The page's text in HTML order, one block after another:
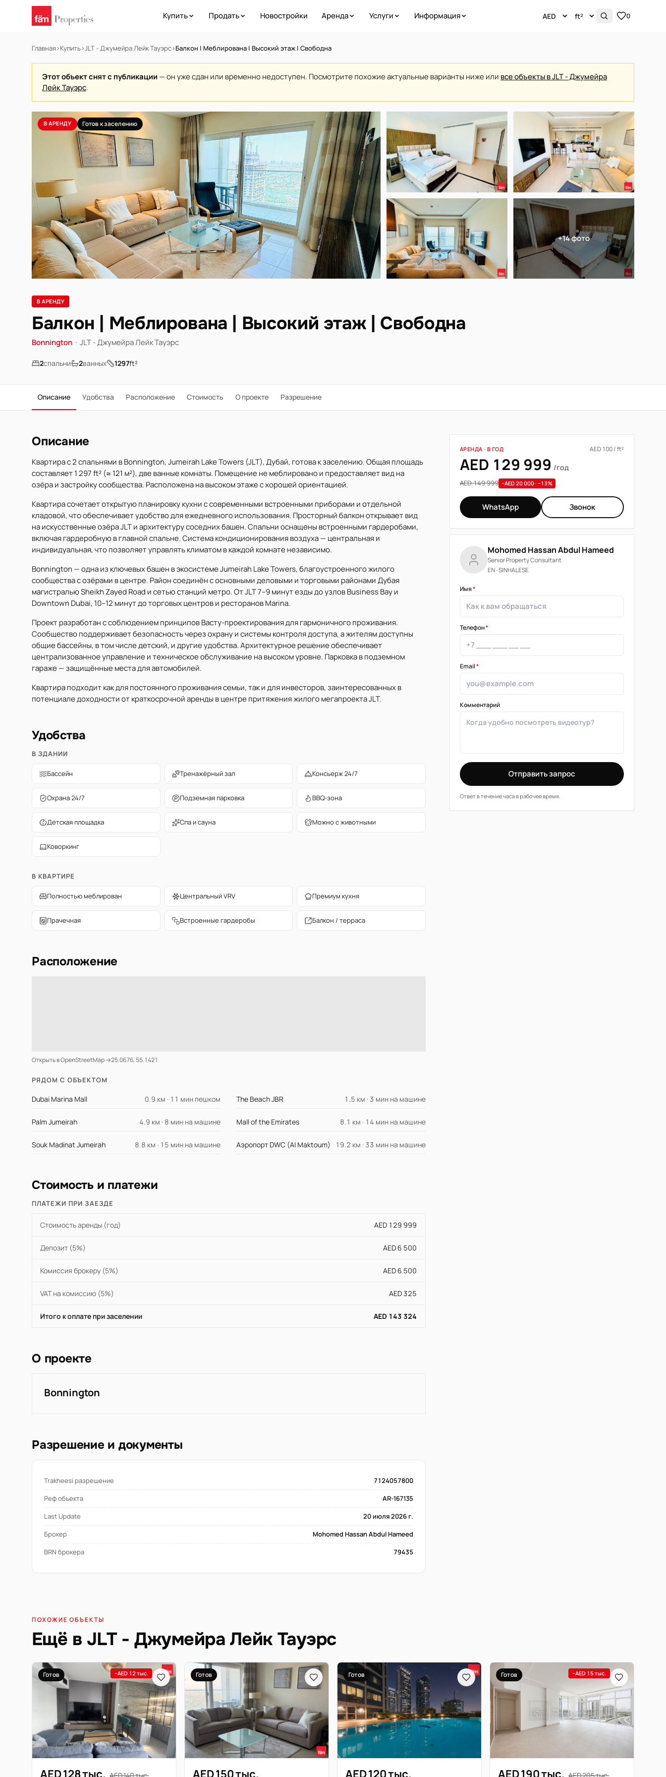
Купить Продать Новостройки Аренда Услуги Информация 0
Главная›Купить›JLT - Джумейра Лейк Тауэрс›Балкон | Меблирована | Высокий этаж | Свободна
Этот объект снят с публикации — он уже сдан или временно недоступен. Посмотрите похожие актуальные варианты ниже или все объекты в JLT - Джумейра
Лейк Тауэрс.
В АРЕНДУ Готов к заселению
+14 фото
В АРЕНДУ
Балкон | Меблирована | Высокий этаж | Свободна
Bonnington · JLT - Джумейра Лейк Тауэрс
2спальни 2ванных 1297ft²
Описание Удобства Расположение Стоимость О проекте Разрешение
Описание
Квартира с 2 спальнями в Bonnington, Jumeirah Lake Towers (JLT), Дубай, готова к заселению. Общая площадь
составляет 1 297 ft² (≈ 121 м²), две ванные комнаты. Помещение не меблировано и предоставляет вид на
озёра и застройку сообщества. Расположена на высоком этаже с хорошей ориентацией.
Квартира сочетает открытую планировку кухни с современными встроенными приборами и отдельной
кладовой, что обеспечивает удобство для ежедневного использования. Просторный балкон открывает вид
на искусственные озёра JLT и архитектуру соседних башен. Спальни оснащены встроенными гардеробами,
включая гардеробную в главной спальне. Система кондиционирования воздуха — центральная и
индивидуальная, что позволяет управлять климатом в каждой комнате независимо.
Bonnington — одна из ключевых башен в экосистеме Jumeirah Lake Towers, благоустроенного жилого
сообщества с озёрами в центре. Район соединён с основными деловыми и торговыми районами Дубая
магистралью Sheikh Zayed Road и сетью станций метро. От JLT 7–9 минут езды до узлов Business Bay и
Downtown Dubai, 10–12 минут до торговых центров и ресторанов Marina.
Проект разработан с соблюдением принципов Васту-проектирования для гармоничного проживания.
Сообщество поддерживает безопасность через охрану и системы контроля доступа, а жителям доступны
общие бассейны, в том числе детский, и другие удобства. Архитектурное решение обеспечивает
централизованное управление и техническое обслуживание на высоком уровне. Парковка в подземном
гараже — защищённые места для автомобилей.
Квартира подходит как для постоянного проживания семьи, так и для инвесторов, заинтересованных в
потенциале доходности от краткосрочной аренды в центре притяжения жилого мегапроекта JLT.
Удобства
В ЗДАНИИ
Бассейн Тренажёрный зал Консьерж 24/7
Охрана 24/7 Подземная парковка BBQ-зона
Детская площадка Спа и сауна Можно с животными
Коворкинг
В КВАРТИРЕ
Полностью меблирован Центральный VRV Премиум кухня
Прачечная Встроенные гардеробы Балкон / терраса
Расположение
Открыть в OpenStreetMap →25.0676, 55.1421
РЯДОМ С ОБЪЕКТОМ
Dubai Marina Mall 0.9 км · 11 мин пешком The Beach JBR 1.5 км · 3 мин на машине
Palm Jumeirah 4.9 км · 8 мин на машине Mall of the Emirates 8.1 км · 14 мин на машине
Souk Madinat Jumeirah 8.8 км · 15 мин на машине Аэропорт DWC (Al Maktoum) 19.2 км · 33 мин на машине
Стоимость и платежи
ПЛАТЕЖИ ПРИ ЗАЕЗДЕ
Стоимость аренды (год) AED 129 999
Депозит (5%) AED 6 500
Комиссия брокеру (5%) AED 6 500
VAT на комиссию (5%) AED 325
Итого к оплате при заселении AED 143 324
О проекте
Bonnington
Разрешение и документы
Trakheesi разрешение
7124057800
Реф объекта
AR-167135
Last Update
20 июля 2026 г.
Брокер
Mohomed Hassan Abdul Hameed
BRN брокера
79435
АРЕНДА · В ГОД AED 100 / ft²
AED 129 999 /год
AED 149 999 −AED 20 000 · −13%
WhatsApp Звонок
Mohomed Hassan Abdul Hameed
Senior Property Consultant
EN · SINHALESE
Имя*
Телефон*
Email*
Комментарий
Отправить запрос
Ответ в течение часа в рабочее время.
ПОХОЖИЕ ОБЪЕКТЫ
Ещё в JLT - Джумейра Лейк Тауэрс
Готов −AED 12 тыс. Готов Готов Готов −AED 15 тыс.